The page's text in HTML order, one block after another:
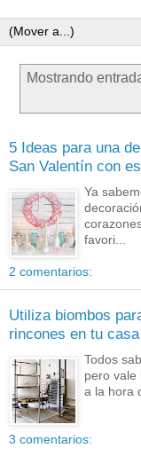
Mostrando
5 Ideas para una
San Valentín con
Ya
favori...
2 comentarios:
Utiliza biombos
rincones en tu casa
Todos
pero
a la hora
3 comentarios: